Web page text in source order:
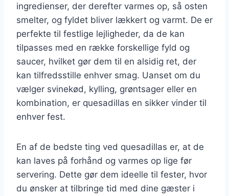
ingredienser, der derefter varmes op, så osten
smelter, og fyldet bliver lækkert og varmt. De er
perfekte til festlige lejligheder, da de kan
tilpasses med en række forskellige fyld og
saucer, hvilket gør dem til en alsidig ret, der
kan tilfredsstille enhver smag. Uanset om du
vælger svinekød, kylling, grøntsager eller en
kombination, er quesadillas en sikker vinder til
enhver fest.
En af de bedste ting ved quesadillas er, at de
kan laves på forhånd og varmes op lige før
servering. Dette gør dem ideelle til fester, hvor
du ønsker at tilbringe tid med dine gæster i